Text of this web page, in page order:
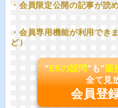
・会員限定公開の記事が読
・会員専用機能が利用でき
ど）
"ESの設問"も"面
全て見
会員登